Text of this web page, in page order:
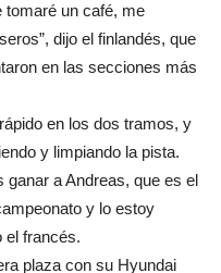
tomaré un café, me
dijo el finlandés, que
en las secciones más
en los dos tramos, y
y limpiando la pista.
ganar a Andreas, que es el
y lo estoy
el francés.
plaza con su Hyundai